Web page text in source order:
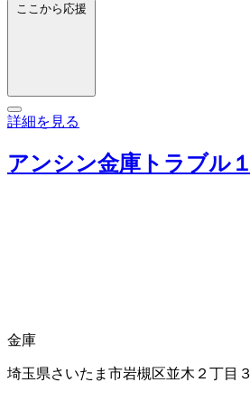
ここから応援
詳細を見る
アンシン金庫トラブル
金庫
埼玉県さいたま市岩槻区並木２丁目３